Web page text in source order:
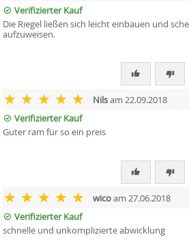
Verifizierter Kauf
Die Riegel ließen sich leicht einbauen und
aufzuweisen.
Nilsam 22.09.2018
Verifizierter Kauf
Guter ram für so ein preis
wicoam 27.06.2018
Verifizierter Kauf
schnelle und unkomplizierte abwicklung